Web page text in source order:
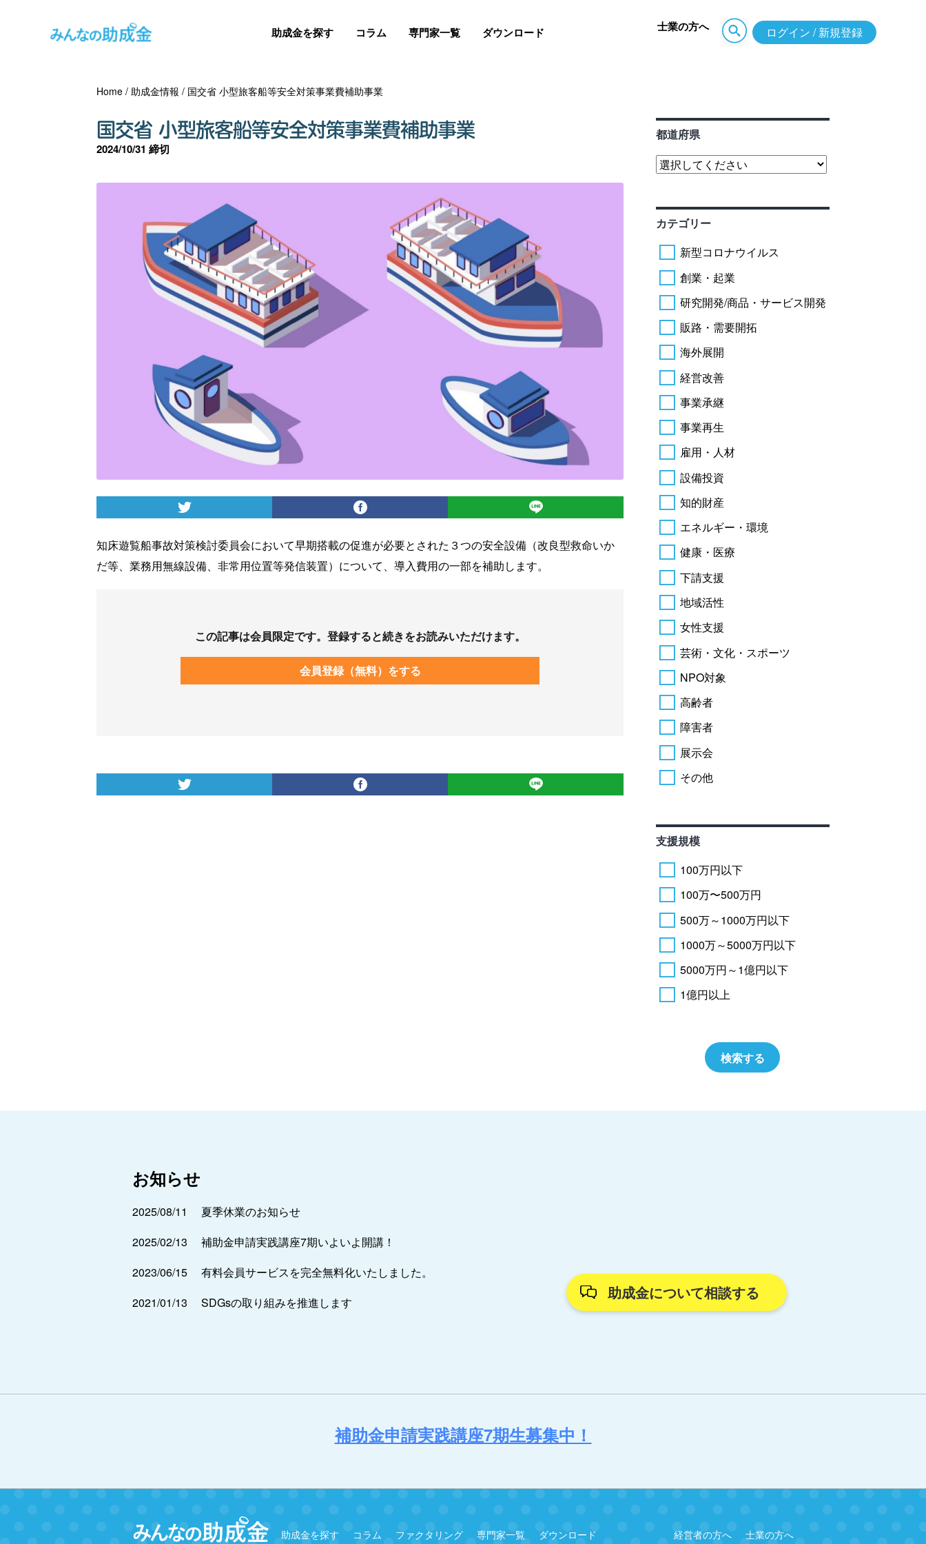
助成金を探す コラム 専門家一覧 ダウンロード 士業の方へ ログイン / 新規登録
Home /助成金情報 / 国交省 小型旅客船等安全対策事業費補助事業
国交省 小型旅客船等安全対策事業費補助事業
2024/10/31 締切
知床遊覧船事故対策検討委員会において早期搭載の促進が必要とされた３つの安全設備（改良型救命いか
だ等、業務用無線設備、非常用位置等発信装置）について、導入費用の一部を補助します。
この記事は会員限定です。登録すると続きをお読みいただけます。
会員登録（無料）をする
都道府県
カテゴリー
新型コロナウイルス
創業・起業
研究開発/商品・サービス開発
販路・需要開拓
海外展開
経営改善
事業承継
事業再生
雇用・人材
設備投資
知的財産
エネルギー・環境
健康・医療
下請支援
地域活性
女性支援
芸術・文化・スポーツ
NPO対象
高齢者
障害者
展示会
その他
支援規模
100万円以下
100万〜500万円
500万～1000万円以下
1000万～5000万円以下
5000万円～1億円以下
1億円以上
お知らせ
2025/08/11
夏季休業のお知らせ
2025/02/13
補助金申請実践講座7期いよいよ開講！
2023/06/15
有料会員サービスを完全無料化いたしました。
2021/01/13
SDGsの取り組みを推進します
助成金について相談する
補助金申請実践講座7期生募集中！
助成金を探す コラム ファクタリング 専門家一覧 ダウンロード 経営者の方へ 士業の方へ